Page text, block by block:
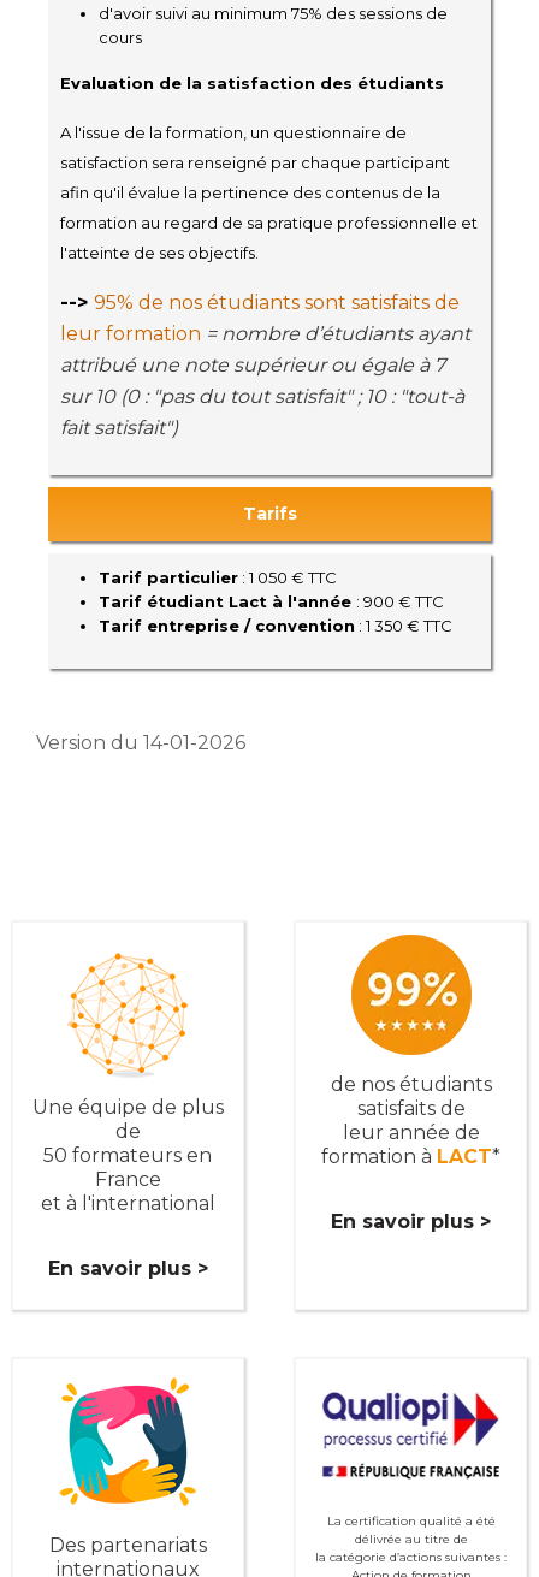
d'avoir suivi au minimum 75% des sessions de
cours
Evaluation de la satisfaction des étudiants
A l'issue de la formation, un questionnaire de
satisfaction sera renseigné par chaque participant
afin qu'il évalue la pertinence des contenus de la
formation au regard de sa pratique professionnelle et
l'atteinte de ses objectifs.
--> 95% de nos étudiants sont satisfaits de
leur formation = nombre d’étudiants ayant
attribué une note supérieur ou égale à 7
sur 10 (0 : "pas du tout satisfait" ; 10 : "tout-à
fait satisfait")
Tarifs
Tarif particulier : 1 050 € TTC
Tarif étudiant Lact à l'année : 900 € TTC
Tarif entreprise / convention : 1 350 € TTC
Version du 14-01-2026
Une équipe de plus
de
50 formateurs en
France
et à l'international
En savoir plus >
de nos étudiants
satisfaits de
leur année de
formation à LACT*
En savoir plus >
Des partenariats
internationaux
La certification qualité a été
délivrée au titre de
la catégorie d’actions suivantes :